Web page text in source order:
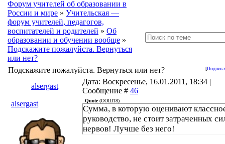
Форум учителей об образовании в
России и мире » Учительская —
форум учителей, педагогов,
воспитателей и родителей » Об
образовании и обучении вообще »
Подскажите пожалуйста. Вернуться
или нет?
[
Подскажите пожалуйста. Вернуться или нет?
alsergast
Дата: Воскресенье, 16.01.2011, 18:34 |
Сообщение # 46
alsergast
Quote(ООШ18)
Сумма, в которую оценивают
руководство, не стоит затраченных
нервов! Лучше без него!